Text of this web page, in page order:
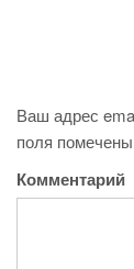
Ваш адрес
поля помечены
Комментарий